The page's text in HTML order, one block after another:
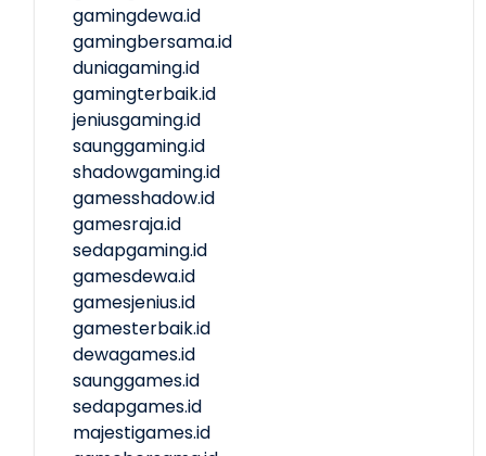
gamingdewa.id
gamingbersama.id
duniagaming.id
gamingterbaik.id
jeniusgaming.id
saunggaming.id
shadowgaming.id
gamesshadow.id
gamesraja.id
sedapgaming.id
gamesdewa.id
gamesjenius.id
gamesterbaik.id
dewagames.id
saunggames.id
sedapgames.id
majestigames.id